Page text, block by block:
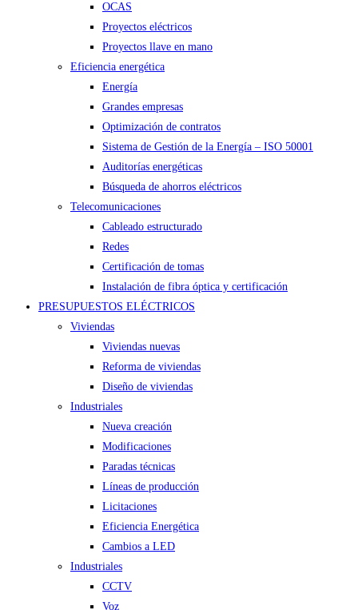
OCAS
Proyectos eléctricos
Proyectos llave en mano
Eficiencia energética
Energía
Grandes empresas
Optimización de contratos
Sistema de Gestión de la Energía – ISO 50001
Auditorías energéticas
Búsqueda de ahorros eléctricos
Telecomunicaciones
Cableado estructurado
Redes
Certificación de tomas
Instalación de fibra óptica y certificación
PRESUPUESTOS ELÉCTRICOS
Viviendas
Viviendas nuevas
Reforma de viviendas
Diseño de viviendas
Industriales
Nueva creación
Modificaciones
Paradas técnicas
Líneas de producción
Licitaciones
Eficiencia Energética
Cambios a LED
Industriales
CCTV
Voz